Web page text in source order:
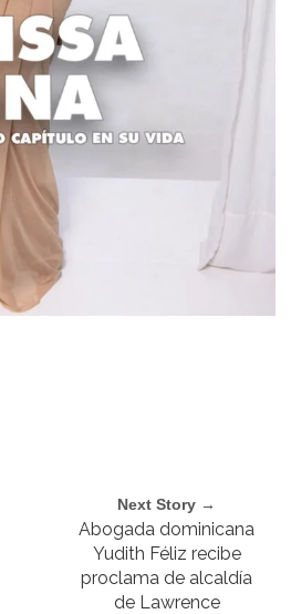
Next Story →
Abogada dominicana
Yudith Féliz recibe
proclama de alcaldía
de Lawrence